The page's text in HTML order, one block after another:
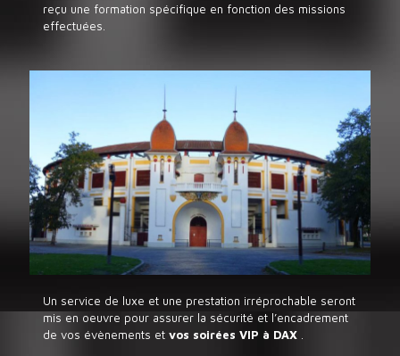
reçu une formation spécifique en fonction des missions
effectuées.
Un service de luxe et une prestation irréprochable seront
mis en oeuvre pour assurer la sécurité et l’encadrement
de vos évènements etvos soirées VIP à DAX